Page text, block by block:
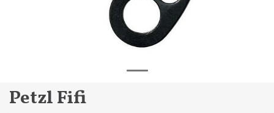
Petzl Fifi